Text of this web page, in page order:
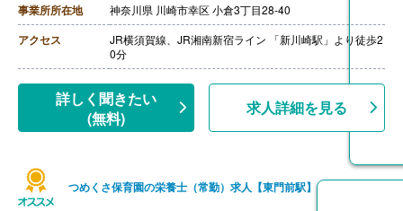
事業所所在地 神奈川県 川崎市幸区 小倉3丁目28-40
アクセス
JR横須賀線、JR湘南新宿ライン 「新川崎駅」より徒歩2
0分
詳しく聞きたい
(無料)
求人詳細を見る
つめくさ保育園の栄養士（常勤）求人【東門前駅】